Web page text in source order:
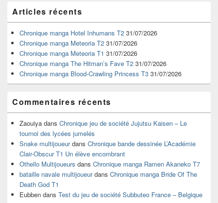
principale
de
widget
pour
barre
latérale
Articles récents
Chronique manga Hotel Inhumans T2 31/07/2026
Chronique manga Meteoria T2 31/07/2026
Chronique manga Meteoria T1 31/07/2026
Chronique manga The Hitman’s Fave T2 31/07/2026
Chronique manga Blood-Crawling Princess T3 31/07/2026
Commentaires récents
Zaouiya dans Chronique jeu de société Jujutsu Kaisen – Le
tournoi des lycées jumelés
Snake multijoueurdans Chronique bande dessinée L’Académie
Clair-Obscur T1 Un élève encombrant
Othello Multijoueurs dans Chronique manga Ramen Akaneko T7
bataille navale multijoueurdans Chronique manga Bride Of The
Death God T1
Eubben dans Test du jeu de société Subbuteo France – Belgique